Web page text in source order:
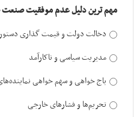
مهم ترین دلیل عدم موفقیت صنعت
دخالت دولت و قیمت گذاری
مدیریت سیاسی و ناکارآمد
باج خواهی و سهم خواهی
تحریم‌ها و فشارهای خارجی